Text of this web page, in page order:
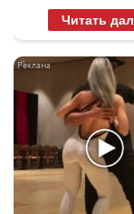
Читать